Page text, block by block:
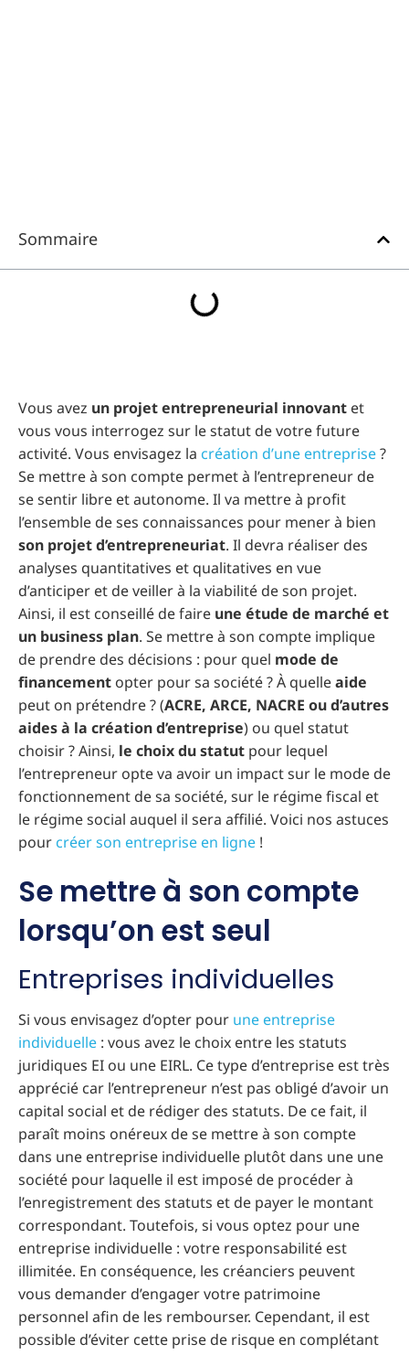
Sommaire
Vous avez un projet entrepreneurial innovant et
vous vous interrogez sur le statut de votre future
activité. Vous envisagez la création d’une entreprise?
Se mettre à son compte permet à l’entrepreneur de
se sentir libre et autonome. Il va mettre à profit
l’ensemble de ses connaissances pour mener à bien
son projet d’entrepreneuriat. Il devra réaliser des
analyses quantitatives et qualitatives en vue
d’anticiper et de veiller à la viabilité de son projet.
Ainsi, il est conseillé de faire une étude de marché et
un business plan. Se mettre à son compte implique
de prendre des décisions : pour quel mode de
financement opter pour sa société ? À quelleaide
peut on prétendre ? (ACRE, ARCE, NACRE ou d’autres
aides à la création d’entreprise) ou quel statut
choisir ? Ainsi, le choix du statut pour lequel
l’entrepreneur opte va avoir un impact sur le mode de
fonctionnement de sa société, sur le régime fiscal et
le régime social auquel il sera affilié. Voici nos astuces
pour créer son entreprise en ligne !
Se mettre à son compte
lorsqu’on est seul
Entreprises individuelles
Si vous envisagez d’opter pour une entreprise
individuelle : vous avez le choix entre les statuts
juridiques EI ou une EIRL. Ce type d’entreprise est très
apprécié car l’entrepreneur n’est pas obligé d’avoir un
capital social et de rédiger des statuts. De ce fait, il
paraît moins onéreux de se mettre à son compte
dans une entreprise individuelle plutôt dans une une
société pour laquelle il est imposé de procéder à
l’enregistrement des statuts et de payer le montant
correspondant. Toutefois, si vous optez pour une
entreprise individuelle : votre responsabilité est
illimitée. En conséquence, les créanciers peuvent
vous demander d’engager votre patrimoine
personnel afin de les rembourser. Cependant, il est
possible d’éviter cette prise de risque en complétant